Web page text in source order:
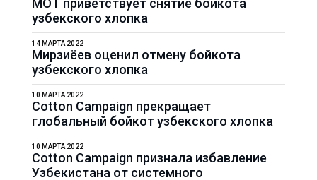
МОТ приветствует снятие бойкота
узбекского хлопка
Мирзиёев оценил отмену бойкота
узбекского хлопка
14 МАРТА 2022
Cotton Campaign прекращает
глобальный бойкот узбекского хлопка
10 МАРТА 2022
Cotton Campaign признала избавление
Узбекистана от системного
10 МАРТА 2022